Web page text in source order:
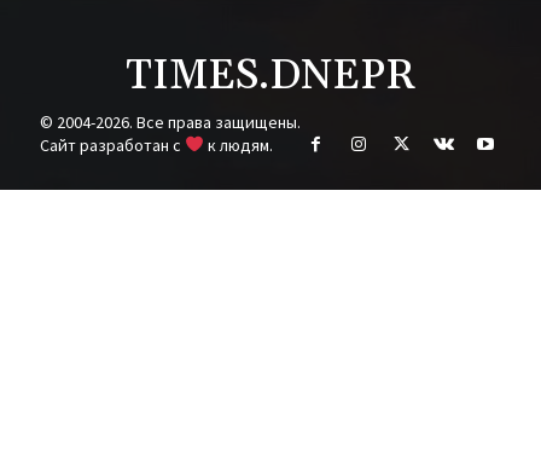
TIMES.DNEPR
© 2004-2026. Все права защищены.
Cайт разработан с
к людям.